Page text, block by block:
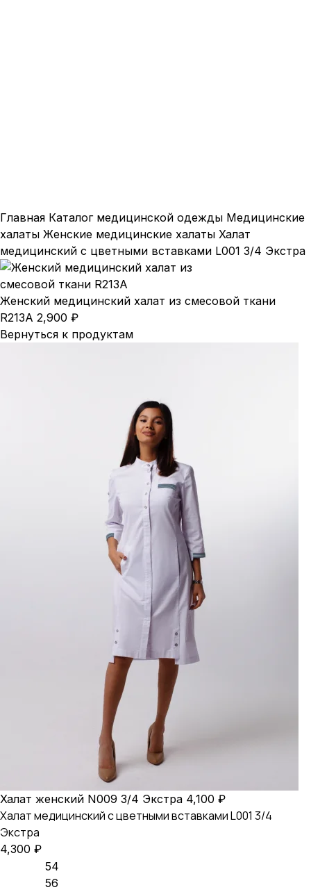
Главная Каталог медицинской одежды Медицинские
халаты Женские медицинские халаты Халат
медицинский с цветными вставками L001 3/4 Экстра
Женский медицинский халат из смесовой ткани
R213А 2,900 ₽
Вернуться к продуктам
Халат женский N009 3/4 Экстра 4,100 ₽
Халат медицинский с цветными вставками L001 3/4
Экстра
4,300 ₽
54
56